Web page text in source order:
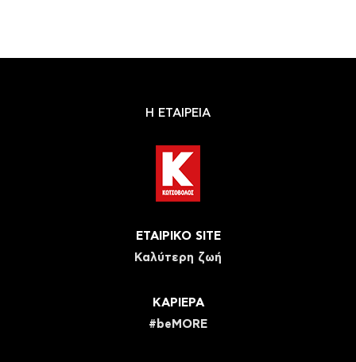
Η ΕΤΑΙΡΕΙΑ
ΕΤΑΙΡΙΚΟ SITE
Καλύτερη ζωή
ΚΑΡΙΕΡΑ
#beMORE